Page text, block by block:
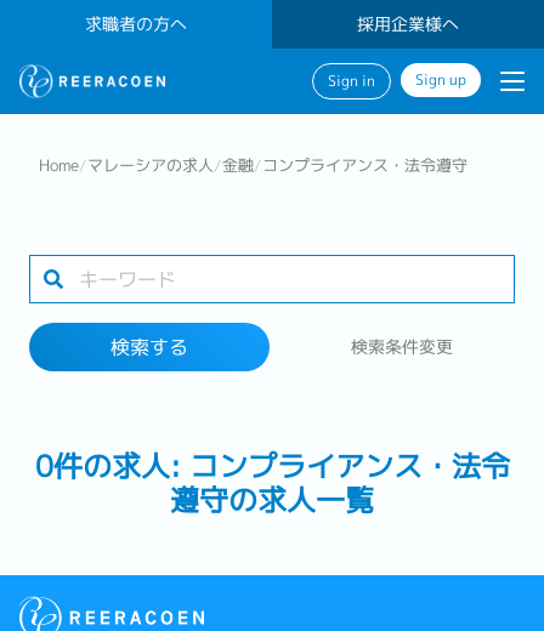
求職者の方へ 採用企業様へ
Sign in Sign up
業界
Home/マレーシアの求人/金融/コンプライアンス・法令遵守
検索する 検索条件変更
0件の求人: コンプライアンス・法令
遵守の求人一覧